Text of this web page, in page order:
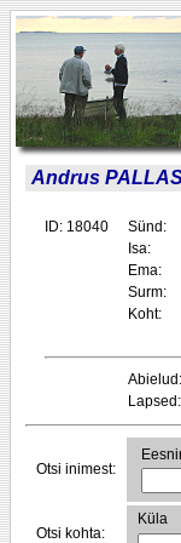
Andrus
ID: 18040 Sünd:
Isa:
Ema:
Surm:
Koht:
Abielud:
Lapsed:
Otsi inimest:
Otsi kohta:
Küla